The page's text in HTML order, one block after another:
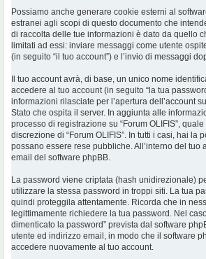
Possiamo anche generare cookie esterni al
estranei agli scopi di questo documento che
di raccolta delle tue informazioni è dato da quello
limitati ad essi: inviare messaggi come utente
(in seguito “il tuo account”) e l’invio di messaggi
Il tuo account avrà, di base, un unico nome
accedere al tuo account (in seguito “la tua
informazioni rilasciate per l’apertura dell’account
Stato che ospita il server. In aggiunta alle
processo di registrazione su “Forum OLIFIS”,
discrezione di “Forum OLIFIS”. In tutti i casi, hai
possano essere rese pubbliche. All’interno del
email del software phpBB.
La password viene criptata (hash unidirezionale)
utilizzare la stessa password in troppi siti. La tua
quindi proteggila attentamente. Ricorda che in
legittimamente richiedere la tua password. Nel
dimenticato la password” prevista dal software
utente ed indirizzo email, in modo che il software
accedere nuovamente al tuo account.